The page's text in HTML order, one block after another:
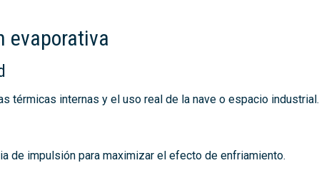
evaporativa
térmicas internas y el uso real de la nave o espacio industrial.
de impulsión para maximizar el efecto de enfriamiento.